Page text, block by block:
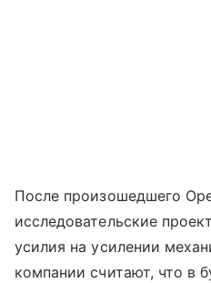
После произошедшего
исследовательские
усилия на усилении
компании считают, что в